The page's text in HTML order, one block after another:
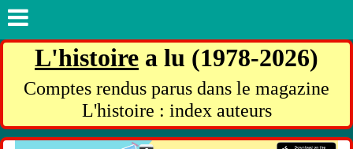
L'histoire a lu (1978-2026)
Comptes rendus parus dans le magazine
L'histoire : index auteurs